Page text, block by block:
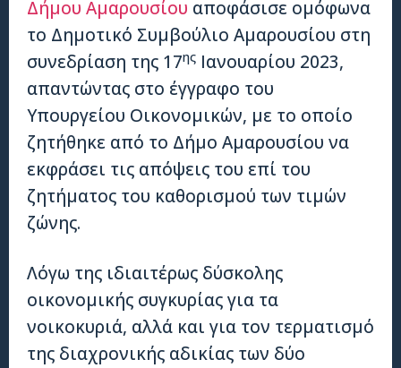
Δήμου Αμαρουσίου αποφάσισε ομόφωνα
το Δημοτικό Συμβούλιο Αμαρουσίου στη
συνεδρίαση της 17ης Ιανουαρίου 2023,
απαντώντας στο έγγραφο του
Υπουργείου Οικονομικών, με το οποίο
ζητήθηκε από το Δήμο Αμαρουσίου να
εκφράσει τις απόψεις του επί του
ζητήματος του καθορισμού των τιμών
ζώνης.
Λόγω της ιδιαιτέρως δύσκολης
οικονομικής συγκυρίας για τα
νοικοκυριά, αλλά και για τον τερματισμό
της διαχρονικής αδικίας των δύο